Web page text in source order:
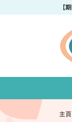
【
成
主頁